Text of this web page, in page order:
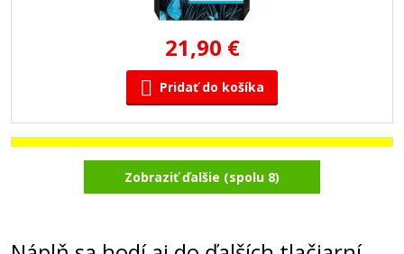
21,90 €
Pridať do košíka
Originálna náplň HP č. 935Y (C2P22AE)
(Žltá)
Zobraziť ďalšie (spolu 8)